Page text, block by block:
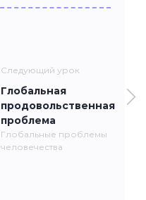
Следующий урок
Глобальная
продовольственная
проблема
Глобальные проблемы
человечества